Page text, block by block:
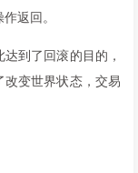
返回。
到了回滚的目的，
变世界状态，交易